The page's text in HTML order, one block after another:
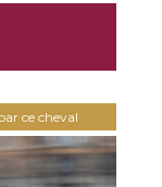
ce cheval